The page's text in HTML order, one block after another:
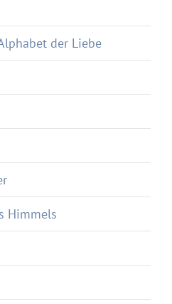
der Liebe
Himmels